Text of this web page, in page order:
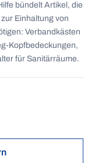
bündelt Artikel, die
Einhaltung von
Verbandkästen
Kopfbedeckungen,
für Sanitärräume.